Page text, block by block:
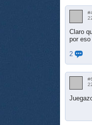
Claro
por eso
2